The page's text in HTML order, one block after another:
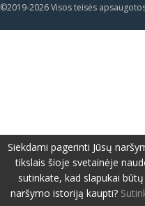
©2019-2026 Visos teisės
Siekdami pagerinti Jūsų
tikslais šioje svetainėje
sutinkate, kad slapukai
naršymo istoriją kaupti?